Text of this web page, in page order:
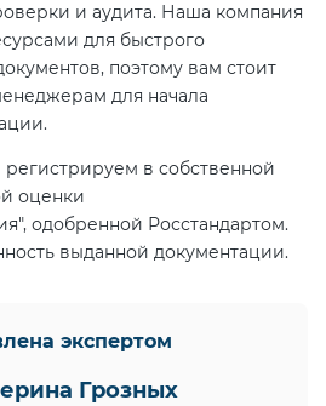
и аудита. Наша компания
для быстрого
поэтому вам стоит
для начала
в собственной
оценки
одобренной Росстандартом.
выданной документации.
экспертом
Грозных